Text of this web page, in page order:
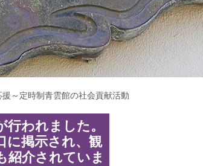
援～定時制青雲館の社会貢献活動
われました。
に掲示され、観
紹介されていま